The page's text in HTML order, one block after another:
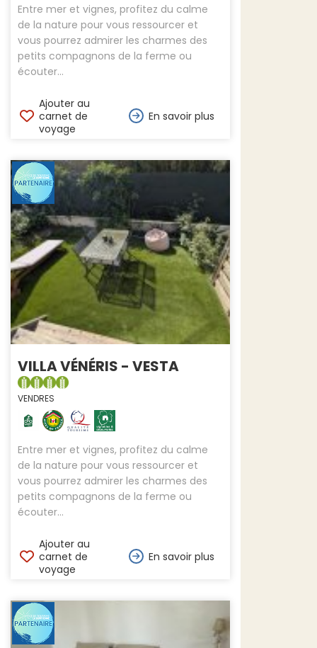
Entre mer et vignes, profitez du calme
de la nature pour vous ressourcer et
vous pourrez admirer les charmes des
petits compagnons de la ferme ou
écouter...
Ajouter au
carnet de
voyage
En savoir plus
VILLA VÉNÉRIS - VESTA
VENDRES
Entre mer et vignes, profitez du calme
de la nature pour vous ressourcer et
vous pourrez admirer les charmes des
petits compagnons de la ferme ou
écouter...
Ajouter au
carnet de
voyage
En savoir plus